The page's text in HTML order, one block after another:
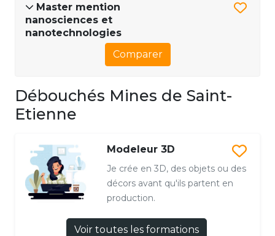
Master mention
nanosciences et
nanotechnologies
Comparer
Débouchés Mines de Saint-
Etienne
Modeleur 3D
Je crée en 3D, des objets ou des
décors avant qu'ils partent en
production.
Voir toutes les formations